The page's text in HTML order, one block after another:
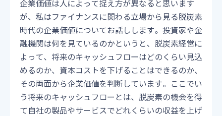
企業価値は人によって捉え方が異なると思います
が、私はファイナンスに関わる立場から見る脱炭素
時代の企業価値についてお話しします。投資家や金
融機関は何を見ているのかというと、脱炭素経営に
よって、将来のキャッシュフローはどのくらい見込
めるのか、資本コストを下げることはできるのか、
その両面から企業価値を判断しています。ここでい
う将来のキャッシュフローとは、脱炭素の機会を得
て自社の製品やサービスでどれくらいの収益を上げ